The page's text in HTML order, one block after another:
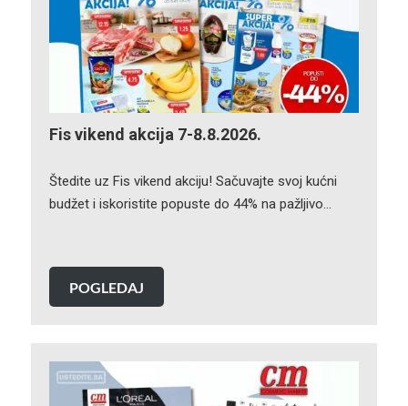
Fis vikend akcija 7-8.8.2026.
Štedite uz Fis vikend akciju! Sačuvajte svoj kućni
budžet i iskoristite popuste do 44% na pažljivo…
POGLEDAJ